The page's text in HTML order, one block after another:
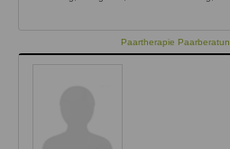
Paartherapie